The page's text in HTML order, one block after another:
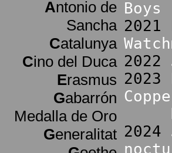
Antonio de
Sancha
Catalunya
Cino del Duca
Erasmus
Gabarrón
Medalla de Oro
Generalitat
Boys
2021
2022
2023
2024